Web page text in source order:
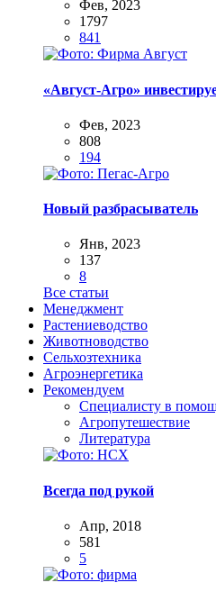
Фев, 2023
1797
841
«Август-Агро»
Фев, 2023
808
194
Новый разбрасыватель
Янв, 2023
137
8
Все статьи
Менеджмент
Растениеводство
Животноводство
Сельхозтехника
Агроэнергетика
Рекомендуем
Специалисту в
Агропутешествие
Литература
Всегда под рукой
Апр, 2018
581
5